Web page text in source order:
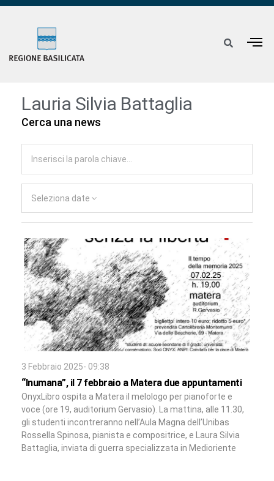
Lauria Silvia Battaglia
Cerca una news
Seleziona date
3 Febbraio 2025- 09:38
“Inumana”, il 7 febbraio a Matera due appuntamenti
OnyxLibro ospita a Matera il melologo per pianoforte e
voce (ore 19, auditorium Gervasio). La mattina, alle 11.30,
gli studenti incontreranno nell’Aula Magna dell’Unibas
Rossella Spinosa, pianista e compositrice, e Laura Silvia
Battaglia, inviata di guerra specializzata in Medioriente